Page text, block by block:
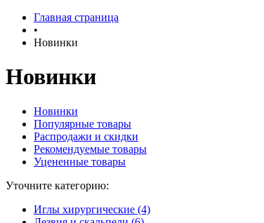
Главная страница
•
Новинки
Новинки
Новинки
Популярные товары
Распродажи и скидки
Рекомендуемые товары
Уцененные товары
Уточните категорию:
Иглы хирургические (4)